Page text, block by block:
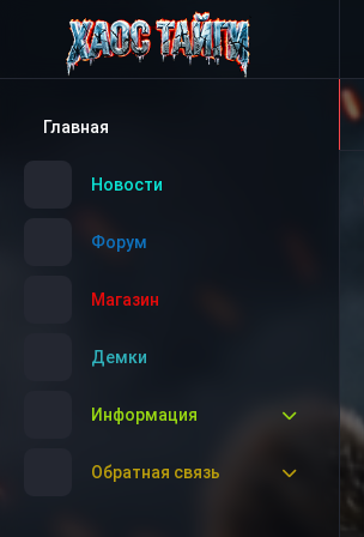
Главная
Новости
Форум
Магазин
Демки
Информация
Обратная связь